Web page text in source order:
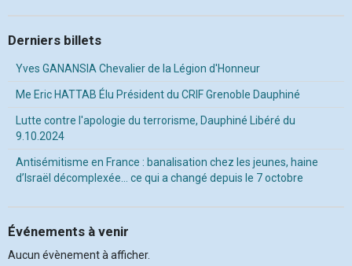
Derniers billets
Yves GANANSIA Chevalier de la Légion d'Honneur
Me Eric HATTAB Élu Président du CRIF Grenoble Dauphiné
Lutte contre l'apologie du terrorisme, Dauphiné Libéré du
9.10.2024
Antisémitisme en France : banalisation chez les jeunes, haine
d’Israël décomplexée… ce qui a changé depuis le 7 octobre
Événements à venir
Aucun évènement à afficher.